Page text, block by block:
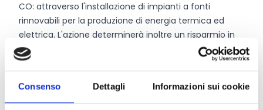
Consenso Dettagli Informazioni sui cookie
CO: attraverso l'installazione di impianti a fonti
rinnovabili per la produzione di energia termica ed
elettrica. L'azione determinerà inoltre un risparmio in
termini di costi dell'energia e di conseguenza anche di
competitività delle imprese sui mercati in un'ottica di
periodo nella lotta ai cambiamenti climatici.